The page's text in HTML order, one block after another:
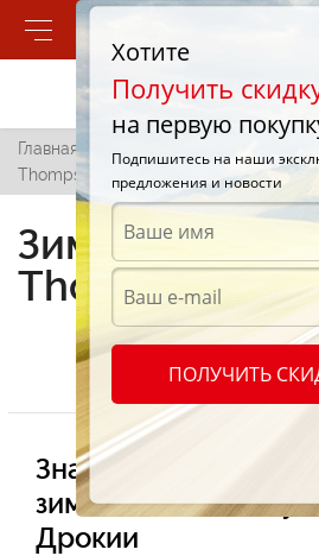
Позвонить
Главная /
Thompson в Дрокии
Зимние шины
Thompson в
Значительный
зимних шин Mickey
Дрокии
Хотите
Получить
на первую
Подпишитесь на наши
предложения и новости
ПОЛУЧИТЬ